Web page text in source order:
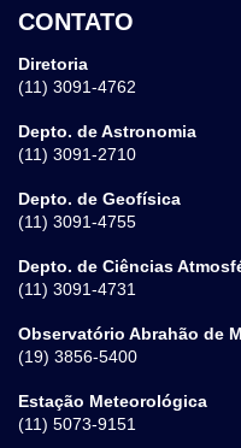
CONTATO
Diretoria
(11) 3091-4762
Depto. de Astronomia
(11) 3091-2710
Depto. de Geofísica
(11) 3091-4755
Depto. de Ciências
(11) 3091-4731
Observatório Abrahão de
(19) 3856-5400
Estação Meteorológica
(11) 5073-9151